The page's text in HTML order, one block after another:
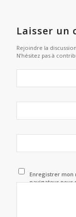
Laisser un
Rejoindre la
N’hésitez pas à
Enregistrer mon
navigateur pour